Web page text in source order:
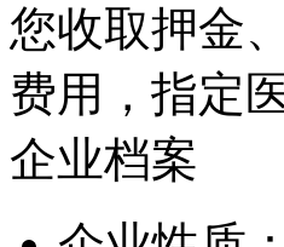
您收取押金
费用，指定
企业档案